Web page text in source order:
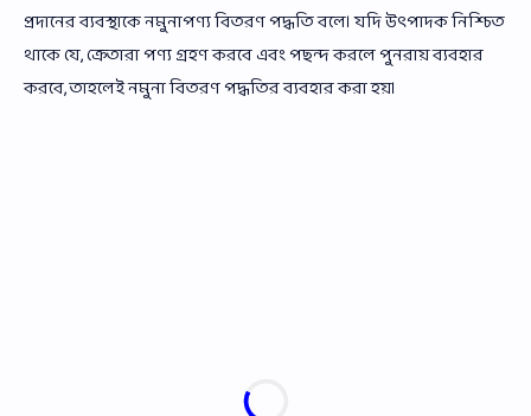
প্রদানের ব্যবস্থাকে নমুনাপণ্য বিতরণ পদ্ধতি বলে। যদি উৎপাদক নিশ্চিত
থাকে যে, ক্রেতারা পণ্য গ্রহণ করবে এবং পছন্দ করলে পুনরায় ব্যবহার
করবে, তাহলেই নমুনা বিতরণ পদ্ধতির ব্যবহার করা হয়।